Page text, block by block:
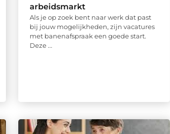
arbeidsmarkt
Als je op zoek bent naar werk dat past
bij jouw mogelijkheden, zijn vacatures
met banenafspraak een goede start.
Deze ...